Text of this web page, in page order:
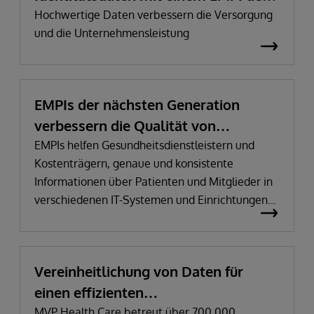
nächsten Generation
Hochwertige Daten verbessern die Versorgung
und die Unternehmensleistung
EMPIs der nächsten Generation
verbessern die Qualität von
Identitätsdaten
EMPIs helfen Gesundheitsdienstleistern und
Kostenträgern, genaue und konsistente
Informationen über Patienten und Mitglieder in
verschiedenen IT-Systemen und Einrichtungen
des Gesundheitswesens zu erhalten. Sie tragen
Datenqualität optimieren, Inkonsistenzen und
Datenlücken zwischen den Systemen
ausgleichen und jeder Person eine eindeutige
Vereinheitlichung von Daten für
einen effizienten